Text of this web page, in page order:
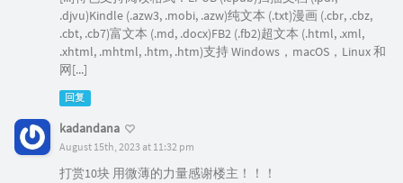
.djvu)Kindle (.azw3, .mobi, .azw)纯文本 (.txt)漫画 (.cbr, .cbz,
.cbt, .cb7)富文本 (.md, .docx)FB2 (.fb2)超文本 (.html, .xml,
.xhtml, .mhtml, .htm, .htm)支持 Windows，macOS，Linux 和
网[...]
回复
kadandana
August 15th, 2023 at 11:32 pm
打赏10块 用微薄的力量感谢楼主！！！